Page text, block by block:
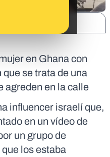
en Ghana con
se trata de una
agreden en la calle
influencer israelí que,
en un vídeo de
un grupo de
los estaba